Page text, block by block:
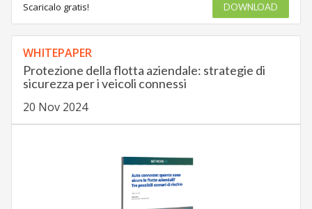
Scaricalo gratis! DOWNLOAD
WHITEPAPER
Protezione della flotta aziendale: strategie di
sicurezza per i veicoli connessi
20 Nov 2024